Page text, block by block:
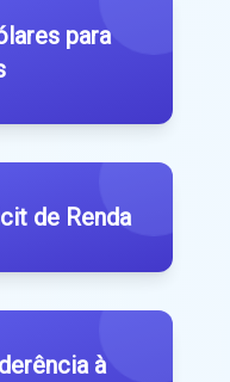
para
de Renda
à